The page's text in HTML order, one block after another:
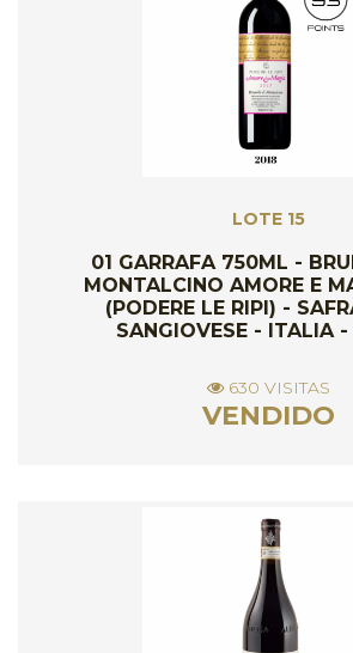
LOTE 15
01 GARRAFA 750ML -
MONTALCINO AMORE E
(PODERE LE RIPI) -
SANGIOVESE - ITALIA
630 VISITAS
VENDIDO